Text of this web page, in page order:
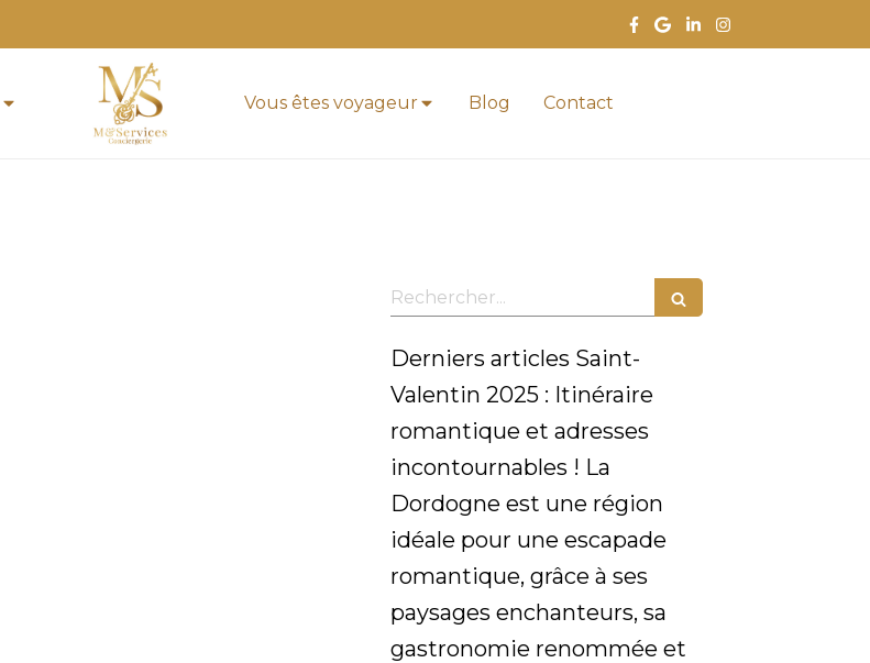
Vous êtes voyageur Blog Contact
Rechercher
Derniers articles Saint-
Valentin 2025 : Itinéraire
romantique et adresses
incontournables ! La
Dordogne est une région
idéale pour une escapade
romantique, grâce à ses
paysages enchanteurs, sa
gastronomie renommée et